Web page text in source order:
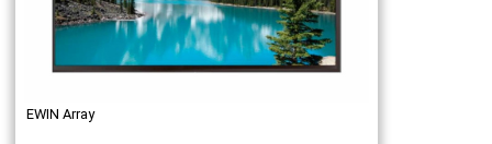
EWIN Array